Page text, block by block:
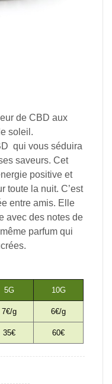
de CBD aux
soleil.
qui vous séduira
saveurs. Cet
positive et
toute la nuit. C’est
entre amis. Elle
avec des notes de
parfum qui
5G 10G
7€/g 6€/g
35€ 60€